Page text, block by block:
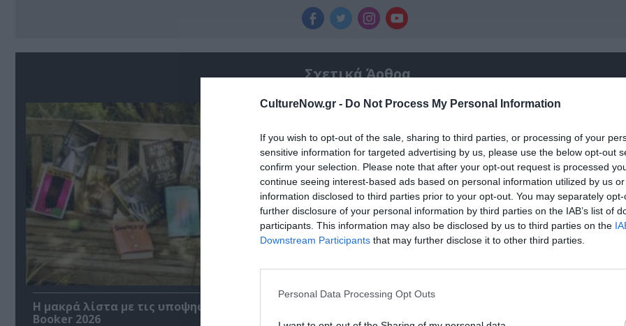
CultureNow.gr - Do Not Process My Personal Information
If you wish to opt-out of the sale, sharing to third parties, or processing of your
sensitive information for targeted advertising by us, please use the below opt-out
confirm your selection. Please note that after your opt-out request is processed
continue seeing interest-based ads based on personal information utilized by us
information disclosed to third parties prior to your opt-out. You may separately
further disclosure of your personal information by third parties on the IAB’s list of
participants. This information may also be disclosed by us to third parties on the
Downstream Participants that may further disclose it to other third parties.
Personal Data Processing Opt Outs
Σχετικά Άρθρα
Η μακρά λίστα με τις υποψηφιότητες για το Βραβείο
Booker 2026